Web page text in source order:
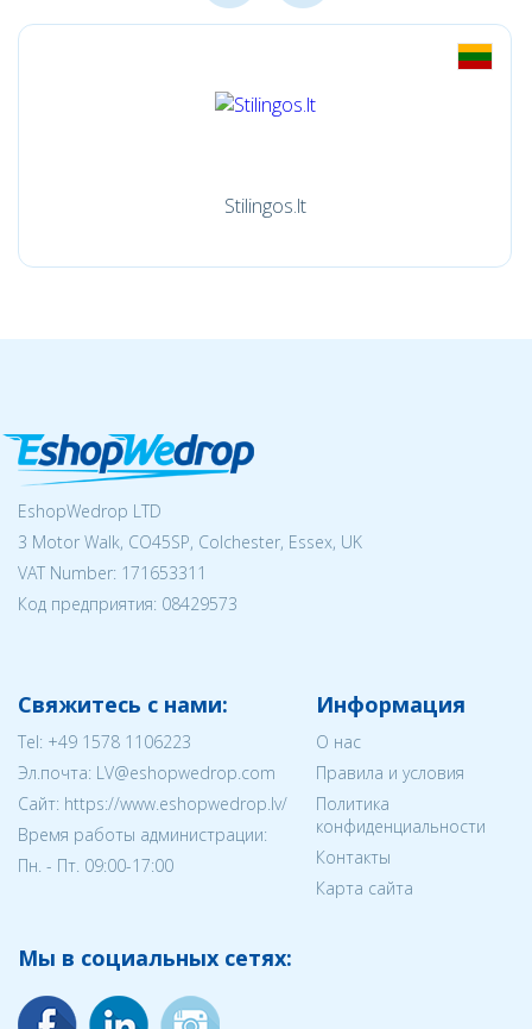
Stilingos.lt
EshopWedrop LTD
3 Motor Walk, CO45SP, Colchester, Essex, UK
VAT Number: 171653311
Код предприятия: 08429573
Свяжитесь с нами:
Tel: +49 1578 1106223
Эл.почта: LV@eshopwedrop.com
Cайт: https://www.eshopwedrop.lv/
Время работы администрации:
Пн. - Пт. 09:00-17:00
Информация
О нас
Правила и условия
Политика
конфиденциальности
Контакты
Карта сайта
Мы в социальных сетях: